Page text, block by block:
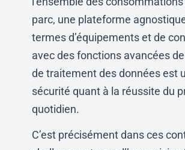
parc, une plateforme
termes d’équipements et de
avec des fonctions avancées
de traitement des données est
sécurité quant à la réussite du
quotidien.
C’est précisément dans ces